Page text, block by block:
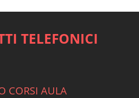
TELEFONICI
CORSI AULA